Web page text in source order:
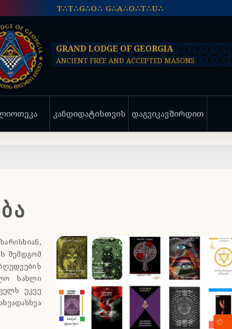
T∴T∴G∴O∴ G∴A∴O∴T∴U∴
GRAND LODGE OF GEORGIA
ANCIENT FREE AND ACCEPTED MASONS
კანდიდატისთვის დაგვიკავშირდით
შემდგომ
სახლი
უკვე